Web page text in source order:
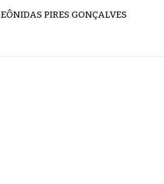
PIRES GONÇALVES